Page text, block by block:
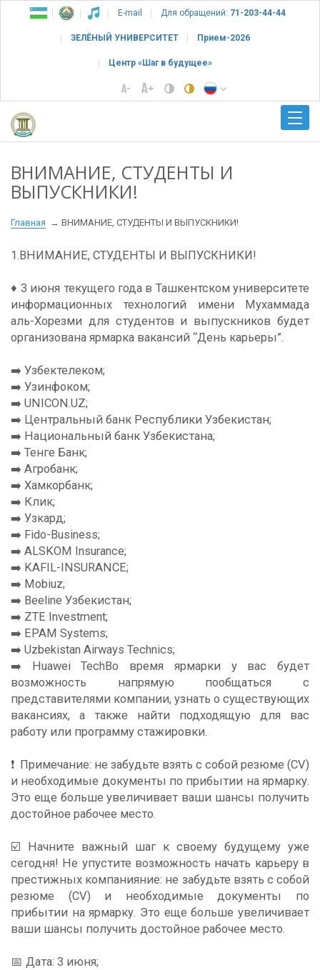
E-mail Для обращений: 71-203-44-44
ЗЕЛЁНЫЙ УНИВЕРСИТЕТ Прием-2026
Центр «Шаг в будущее»
ВНИМАНИЕ, СТУДЕНТЫ И
ВЫПУСКНИКИ!
Главная ВНИМАНИЕ, СТУДЕНТЫ И ВЫПУСКНИКИ!
1.ВНИМАНИЕ, СТУДЕНТЫ И ВЫПУСКНИКИ!
♦️ 3 июня текущего года в Ташкентском университете
информационных технологий имени Мухаммада
аль-Хорезми для студентов и выпускников будет
организована ярмарка вакансий “День карьеры”.
➡️ Узбектелеком;
➡️ Узинфоком;
➡️ UNICON.UZ;
➡️ Центральный банк Республики Узбекистан;
➡️ Национальный банк Узбекистана;
➡️ Тенге Банк;
➡️ Агробанк;
➡️ Хамкорбанк;
➡️ Клик;
➡️ Узкард;
➡️ Fido-Business;
➡️ ALSKOM Insurance;
➡️ KAFIL-INSURANCE;
➡️ Mobiuz;
➡️ Beeline Узбекистан;
➡️ ZTE Investment;
➡️ EPAM Systems;
➡️ Uzbekistan Airways Technics;
➡️ Huawei TechВо время ярмарки у вас будет
возможность напрямую пообщаться с
представителями компании, узнать о существующих
вакансиях, а также найти подходящую для вас
работу или программу стажировки.
❗️ ️ Примечание: не забудьте взять с собой резюме (CV)
и необходимые документы по прибытии на ярмарку.
Это еще больше увеличивает ваши шансы получить
достойное рабочее место.
☑️ Начните важный шаг к своему будущему уже
сегодня! Не упустите возможность начать карьеру в
престижных компанияние: не забудьте взять с собой
резюме (CV) и необходимые документы по
прибытии на ярмарку. Это еще больше увеличивает
ваши шансы получить достойное рабочее место.
📅 Дата: 3 июня;